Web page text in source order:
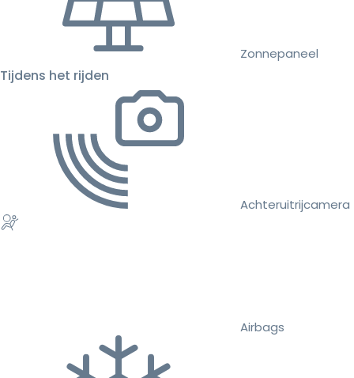
Zonnepaneel
Tijdens het rijden
Achteruitrijcamera
Airbags